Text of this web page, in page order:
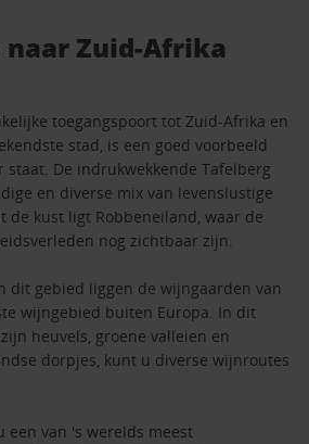
naar Zuid-Afrika
toegangspoort tot Zuid-Afrika en
stad, is een goed voorbeeld
staat. De indrukwekkende Tafelberg
en diverse mix van levenslustige
de kust ligt Robbeneiland, waar de
nog zichtbaar zijn.
dit gebied liggen de wijngaarden van
wijngebied buiten Europa. In dit
heuvels, groene valleien en
dorpjes, kunt u diverse wijnroutes
een van 's werelds meest